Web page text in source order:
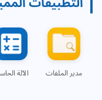
مدير الملفات الآلة